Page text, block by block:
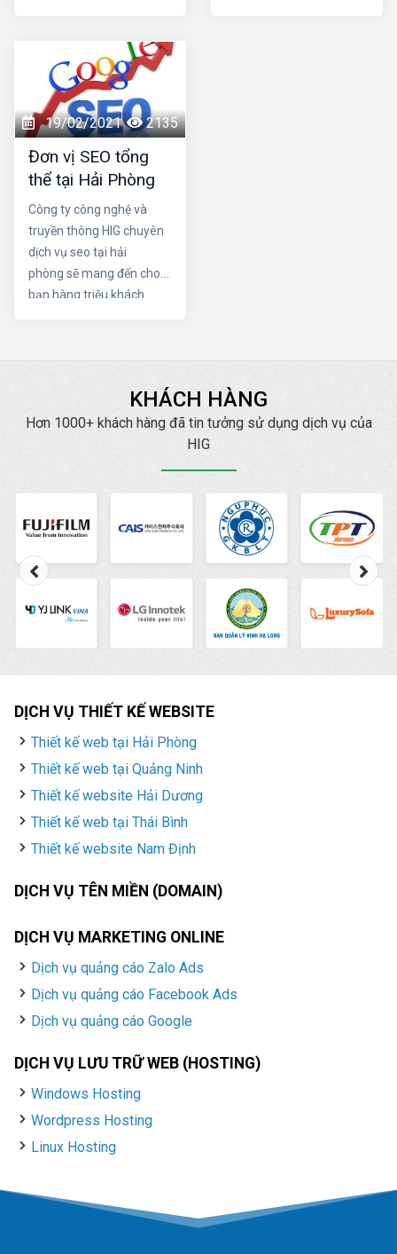
bị các đối thủ vượt
mặt. Vậy làm sao để
trở thành một seo
giỏi. Nếu quyết tâm trở
thành chuyên gia seo,
cần những thói quen
nào?
19/02/2021 2135
Đơn vị SEO tổng
thể tại Hải Phòng
Công ty công nghệ và
truyền thông HIG chuyên
dịch vụ seo tại hải
phòng sẽ mang đến cho
bạn hàng triệu khách
mang lại doanh thu cao
KHÁCH HÀNG
Hơn 1000+ khách hàng đã tin tưởng sử dụng dịch vụ của
HIG
DỊCH VỤ THIẾT KẾ WEBSITE
Thiết kế web tại Hải Phòng
Thiết kế web tại Quảng Ninh
Thiết kế website Hải Dương
Thiết kế web tại Thái Bình
Thiết kế website Nam Định
DỊCH VỤ TÊN MIỀN (DOMAIN)
DỊCH VỤ MARKETING ONLINE
Dịch vụ quảng cáo Zalo Ads
Dịch vụ quảng cáo Facebook Ads
Dịch vụ quảng cáo Google
DỊCH VỤ LƯU TRỮ WEB (HOSTING)
Windows Hosting
Wordpress Hosting
Linux Hosting